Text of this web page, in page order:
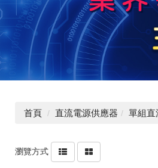
首頁 直流電源供應器 單組直
瀏覽方式